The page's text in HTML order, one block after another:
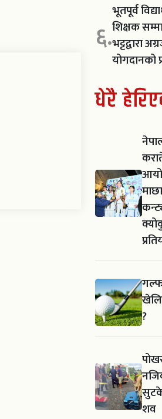
६.
भूतपूर्व
शिक्षक
भट्टद्वारा
योगदानको
धेरै
?
शव